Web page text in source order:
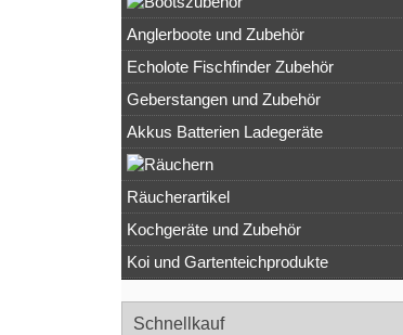
Anglerboote und Zubehör
Echolote Fischfinder Zubehör
Geberstangen und Zubehör
Akkus Batterien Ladegeräte
Räucherartikel
Kochgeräte und Zubehör
Koi und Gartenteichprodukte
Schnellkauf